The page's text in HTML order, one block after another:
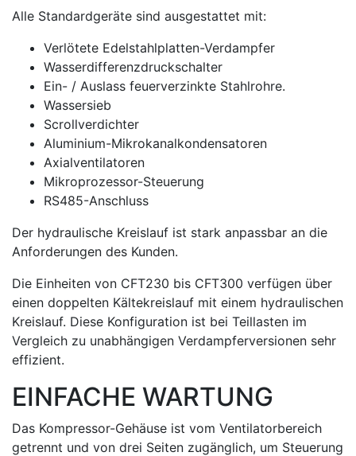
Alle Standardgeräte sind ausgestattet mit:
Verlötete Edelstahlplatten-Verdampfer
Wasserdifferenzdruckschalter
Ein- / Auslass feuerverzinkte Stahlrohre.
Wassersieb
Scrollverdichter
Aluminium-Mikrokanalkondensatoren
Axialventilatoren
Mikroprozessor-Steuerung
RS485-Anschluss
Der hydraulische Kreislauf ist stark anpassbar an die
Anforderungen des Kunden.
Die Einheiten von CFT230 bis CFT300 verfügen über
einen doppelten Kältekreislauf mit einem hydraulischen
Kreislauf. Diese Konfiguration ist bei Teillasten im
Vergleich zu unabhängigen Verdampferversionen sehr
effizient.
EINFACHE WARTUNG
Das Kompressor-Gehäuse ist vom Ventilatorbereich
getrennt und von drei Seiten zugänglich, um Steuerung